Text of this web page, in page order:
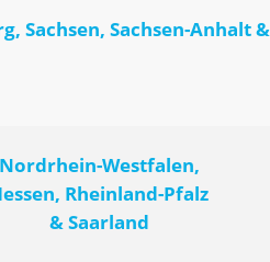
Sachsen, Sachsen-Anhalt
Nordrhein-Westfalen,
Rheinland-Pfalz
& Saarland